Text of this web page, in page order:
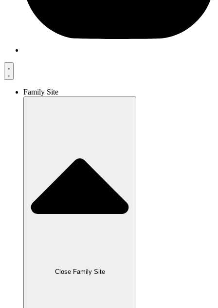
Family Site
Close Family Site